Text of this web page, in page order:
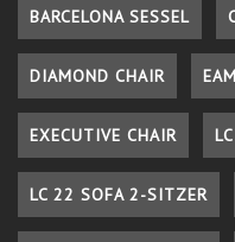
BARCELONA SESSEL
DIAMOND CHAIR
EXECUTIVE CHAIR
LC 22 SOFA 2-SITZER